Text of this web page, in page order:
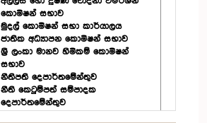
කොමිෂන් සභාව
මුදල් කොමිෂන් සභා කාර්යාලය
ජාතික අධ්‍යාපන කොමිෂන් සභාව
ශ්‍රී ලංකා මානව හිමිකම් කොමිෂන්
සභාව
නීතිපති දෙපාර්තමේන්තුව
නීති කෙටුම්පත් සම්පාදක
දෙපාර්තමේන්තුව